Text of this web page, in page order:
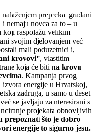
prepreka, građani
i nemaju novca za to – u
koji raspolažu velikim
svojim djelovanjem već
mali poduzetnici i,
krovovi”, vlastitim
koja će bitina krovu
. Kampanja prvog
energije u Hrvatskoj,
zadruga, u samo u deset
se javljaju zainteresirani s
projekata obnovljivih
prepoznati što je dobro
energije to sigurno jesu.